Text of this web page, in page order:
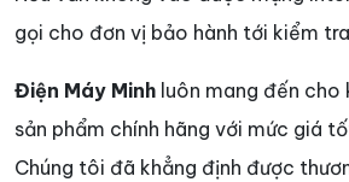
gọi cho đơn vị bảo hành tới kiểm
Điện Máy Minh luôn mang đến cho
sản phẩm chính hãng với mức giá
Chúng tôi đã khẳng định được